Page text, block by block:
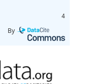
4
By